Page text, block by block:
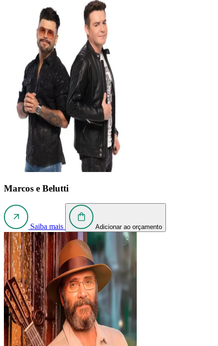
Marcos e Belutti
Saiba mais Adicionar ao orçamento